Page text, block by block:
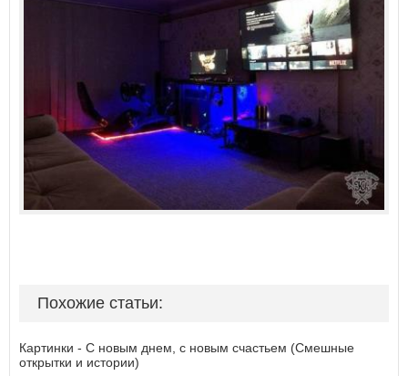
Похожие статьи:
Картинки - С новым днем, с новым счастьем (Смешные
открытки и истории)